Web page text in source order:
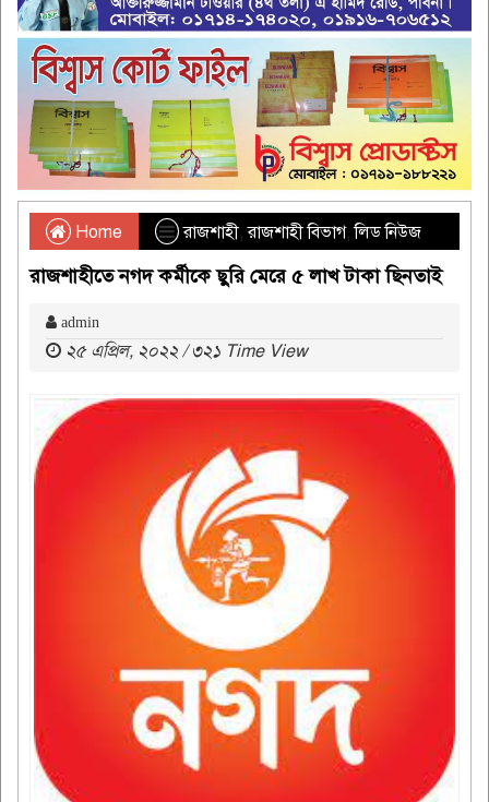
Home রাজশাহী,রাজশাহী বিভাগ,লিড নিউজ
রাজশাহীতে নগদ কর্মীকে ছুরি মেরে ৫ লাখ টাকা ছিনতাই
admin
২৫ এপ্রিল, ২০২২ / ৩২১ Time View